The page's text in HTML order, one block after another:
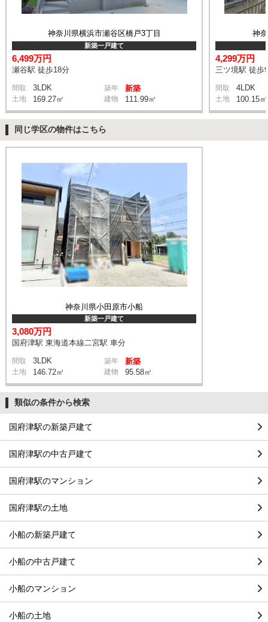
神奈川県横浜市瀬谷区橋戸3丁目
新築一戸建て
6,499万円
瀬谷駅 徒歩18分
間取 3LDK 築年 新築
土地 169.27㎡ 建物 111.99㎡
神
4,299万円
三ツ境駅 徒歩
間取 4LDK
土地 100.15㎡
同じ学区の物件はこちら
神奈川県小田原市小船
新築一戸建て
3,080万円
国府津駅 東海道本線二宮駅 車分
間取 3LDK 築年 新築
土地 146.72㎡ 建物 95.58㎡
類似の条件から検索
国府津駅の新築戸建て
国府津駅の中古戸建て
国府津駅のマンション
国府津駅の土地
小船の新築戸建て
小船の中古戸建て
小船のマンション
小船の土地